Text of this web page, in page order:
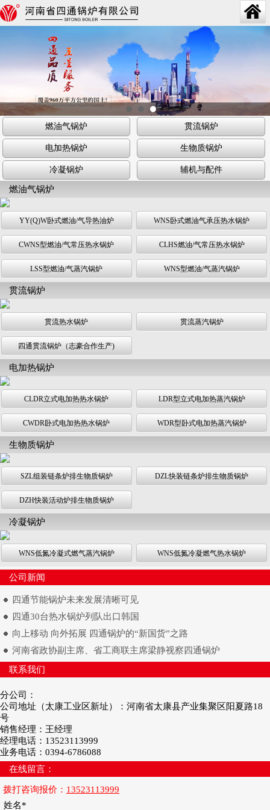
燃油气锅炉 贯流锅炉
电加热锅炉 生物质锅炉
冷凝锅炉 辅机与配件
燃油气锅炉
YY(Q)W卧式燃油/气导热油炉 WNS卧式燃油气承压热水锅炉
CWNS型燃油/气常压热水锅炉 CLHS燃油/气常压热水锅炉
LSS型燃油/气蒸汽锅炉 WNS型燃油/气蒸汽锅炉
贯流锅炉
贯流热水锅炉 贯流蒸汽锅炉
四通贯流锅炉（志豪合作生产)
电加热锅炉
CLDR立式电加热热水锅炉 LDR型立式电加热蒸汽锅炉
CWDR卧式电加热热水锅炉 WDR型卧式电加热蒸汽锅炉
生物质锅炉
SZL组装链条炉排生物质锅炉 DZL快装链条炉排生物质锅炉
DZH快装活动炉排生物质锅炉
冷凝锅炉
WNS低氮冷凝式燃气蒸汽锅炉 WNS低氮冷凝燃气热水锅炉
公司新闻
四通节能锅炉未来发展清晰可见
四通30台热水锅炉列队出口韩国
向上移动 向外拓展 四通锅炉的“新国货”之路
河南省政协副主席、省工商联主席梁静视察四通锅炉
联系我们
分公司：
公司地址（太康工业区新址）：河南省太康县产业集聚区阳夏路18
号
销售经理：王经理
经理电话：13523113999
业务电话：0394-6786088
在线留言：
拨打咨询报价： 13523113999
姓名*